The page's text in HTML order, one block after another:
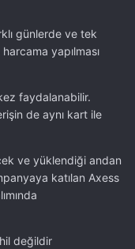
günlerde ve tek
yapılması
faydalanabilir.
de aynı kart ile
ve yüklendiği andan
katılan Axess
değildir